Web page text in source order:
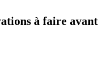
à faire avant